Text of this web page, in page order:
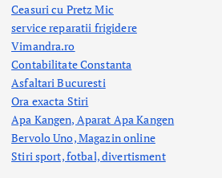
Ceasuri cu Pretz Mic
service reparatii frigidere
Vimandra.ro
Contabilitate Constanta
Asfaltari Bucuresti
Ora exacta Stiri
Apa Kangen, Aparat Apa Kangen
Bervolo Uno, Magazin online
Stiri sport, fotbal,divertisment